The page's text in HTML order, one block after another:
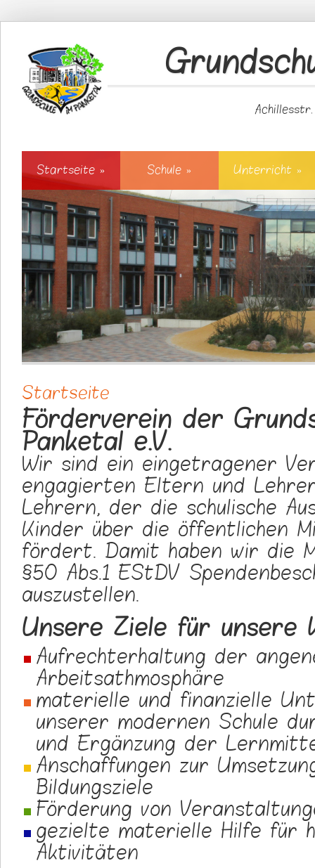
Startseite » Schule » Unterricht »
Sie sind hier
Startseite
Förderverein der
Panketal e.V.
Wir sind ein eingetragener
engagierten Eltern und
Lehrern, der die schulische
Kinder über die öffentlichen
fördert. Damit haben wir die
§50 Abs.1 EStDV
auszustellen.
Unsere Ziele für unsere
Aufrechterhaltung der
Arbeitsathmosphäre
materielle und finanzielle
unserer modernen Schule
und Ergänzung der
Anschaffungen zur
Bildungsziele
Förderung von
gezielte materielle Hilfe für
Aktivitäten